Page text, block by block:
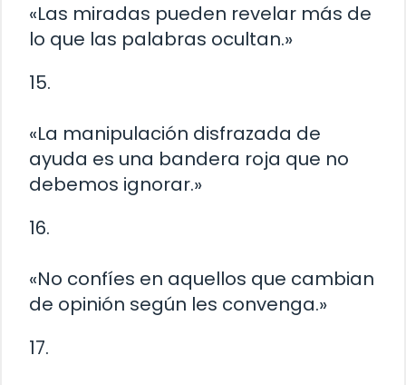
«Las miradas pueden revelar más de
lo que las palabras ocultan.»
15.
«La manipulación disfrazada de
ayuda es una bandera roja que no
debemos ignorar.»
16.
«No confíes en aquellos que cambian
de opinión según les convenga.»
17.